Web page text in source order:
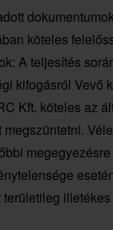
köteles
A teljesítés
kifogásról Vevő
Kft. köteles az